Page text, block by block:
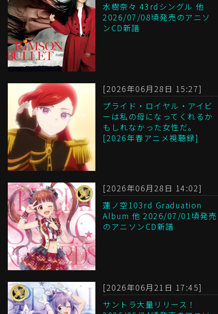
水樹奈々 43rdシングル 他
2026/07/08頃発売のアニソ
ンCD新譜
[2026年06月28日 15:27]
プライド・ロイヤル・アイビ
ーは私の母になってくれるか
もしれなかった女性だ。
[2026年春アニメ視聴録]
[2026年06月28日 14:02]
蓮ノ空103rd Graduation
Album 他 2026/07/01頃発売
のアニソンCD新譜
[2026年06月21日 17:45]
サントラ大量リリース！